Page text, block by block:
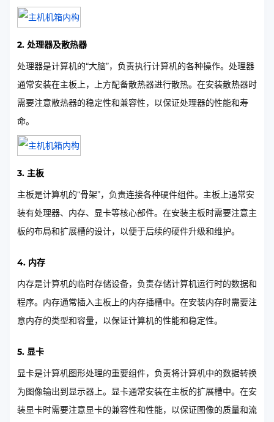
2. 处理器及散热器
处理器是计算机的“大脑”，负责执行计算机的各种操作。处理器
通常安装在主板上，上方配备散热器进行散热。在安装散热器时
需要注意散热器的稳定性和兼容性，以保证处理器的性能和寿
命。
3. 主板
主板是计算机的“骨架”，负责连接各种硬件组件。主板上通常安
装有处理器、内存、显卡等核心部件。在安装主板时需要注意主
板的布局和扩展槽的设计，以便于后续的硬件升级和维护。
4. 内存
内存是计算机的临时存储设备，负责存储计算机运行时的数据和
程序。内存通常插入主板上的内存插槽中。在安装内存时需要注
意内存的类型和容量，以保证计算机的性能和稳定性。
5. 显卡
显卡是计算机图形处理的重要组件，负责将计算机中的数据转换
为图像输出到显示器上。显卡通常安装在主板的扩展槽中。在安
装显卡时需要注意显卡的兼容性和性能，以保证图像的质量和流